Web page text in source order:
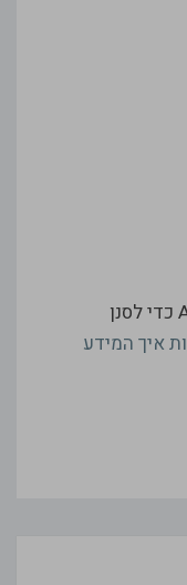
אתר זו עושה שימוש ב-Akismet כדי לסנן
איך המידע